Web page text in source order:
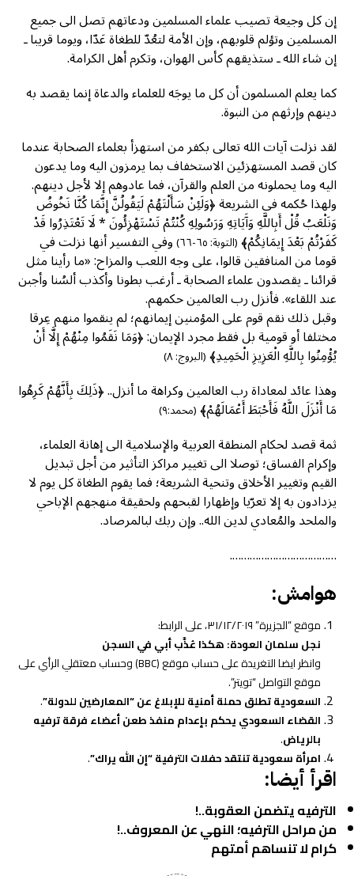
إن كل وجيعة تصيب علماء المسلمين ودعاتهم تصل الى جميع
المسلمين وتؤلم قلوبهم، وإن الأمة لتعُدّ للطغاة عَدّا، ويوما قريبا ـ
إن شاء الله ـ ستذيقهم كأس الهوان، وتكرم أهل الكرامة.
كما يعلم المسلمون أن كل ما يوجَه للعلماء والدعاة إنما يقصد به
دينهم وإرثهم من النبوة.
لقد نزلت آيات الله تعالى بكفر من استهزأ بعلماء الصحابة عندما
كان قصد المستهزئين الاستخفاف بما يرمزون اليه وما يدعون
اليه وما يحملونه من العلم والقرآن، فما عادوهم إلا لأجل دينهم.
ولهذا حُكمه في الشريعة ﴿وَلَئِنْ سَأَلْتَهُمْ لَيَقُولُنَّ إِنَّمَا كُنَّا نَخُوضُ
وَنَلْعَبُ قُلْ أَبِاللَّهِ وَآَيَاتِهِ وَرَسُولِهِ كُنْتُمْ تَسْتَهْزِئُونَ * لَا تَعْتَذِرُوا قَدْ
كَفَرْتُمْ بَعْدَ إِيمَانِكُمْ﴾(التوبة: ٦٥-٦٦) وفي التفسير أنها نزلت في
قوما من المنافقين قالوا، على وجه اللعب والمزاح: «ما رأينا مثل
قرائنا ـ يقصدون علماء الصحابة ـ أرغب بطونا وأكذب ألسُنا وأجبن
عند اللقاء». فأنزل رب العالمين حكمهم.
وقبل ذلك نقم قوم على المؤمنين إيمانهم؛ لم ينقموا منهم عِرقا
مختلفا أو قومية بل فقط مجرد الإيمان: ﴿وَمَا نَقَمُوا مِنْهُمْ إِلَّا أَنْ
يُؤْمِنُوا بِاللَّهِ الْعَزِيزِ الْحَمِيدِ﴾(البروج: ٨)
وهذا عائد لمعاداة رب العالمين وكراهة ما أنزل.. ﴿ذَلِكَ بِأَنَّهُمْ كَرِهُوا
مَا أَنْزَلَ اللَّهُ فَأَحْبَطَ أَعْمَالَهُمْ﴾(محمد:٩)
ثمة قصد لحكام المنطقة العربية والإسلامية الى إهانة العلماء،
وإكرام الفساق؛ توصلا الى تغيير مراكز التأثير من أجل تبديل
القيم وتغيير الأخلاق وتنحية الشريعة؛ فما يقوم الطغاة كل يوم لا
يزدادون به إلا تعرّيا وإظهارا لقبحهم ولحقيقة منهجهم الإباحي
والملحد والمُعادي لدين الله.. وإن ربك لبالمرصاد.
……………………………….
هوامش:
موقع “الجزيرة” ٣١/١٢/٢٠١٩، على الرابط:
نجل سلمان العودة: هكذا عُذَّب أبي في السجن
وانظر ايضا التغريدة على حساب موقع (BBC) وحساب معتقلي الرأي على
موقع التواصل “تويتر”.
السعودية تطلق حملة أمنية للإبلاغ عن “المعارضين للدولة”.
القضاء السعودي يحكم بإعدام منفذ طعن أعضاء فرقة ترفيه
بالرياض.
امرأة سعودية تنتقد حفلات الترفية “إن الله يراك”.
اقرأ أيضا:
الترفيه يتضمن العقوبة..!
من مراحل الترفيه؛ النهي عن المعروف..!
كرام لا تنساهم أمتهم